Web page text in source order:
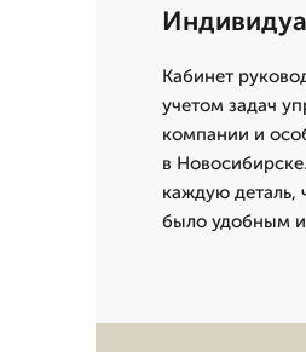
Кабинет
учетом задач
компании и
в
каждую деталь,
было удобным